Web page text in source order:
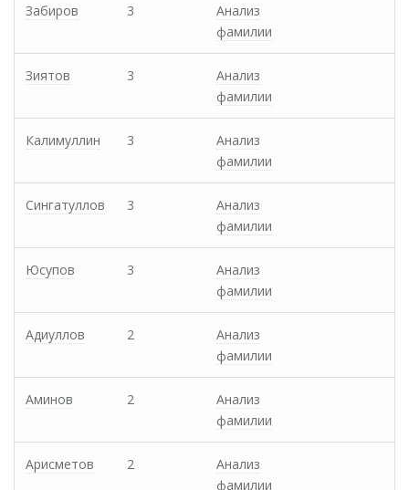
Забиров 3
Анализ
фамилии
Зиятов 3
Анализ
фамилии
Калимуллин 3
Анализ
фамилии
Сингатуллов 3
Анализ
фамилии
Юсупов 3
Анализ
фамилии
Адиуллов 2
Анализ
фамилии
Аминов 2
Анализ
фамилии
Арисметов 2
Анализ
фамилии